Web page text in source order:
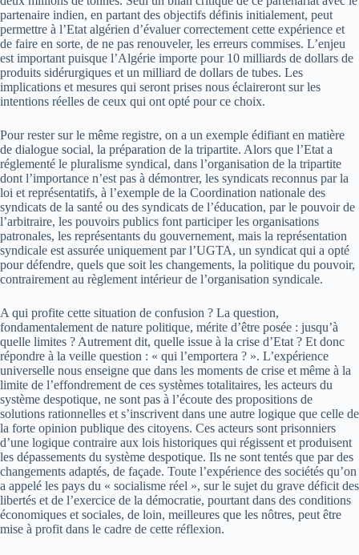
partenaire indien, en partant des objectifs définis initialement, peut
permettre à l’Etat algérien d’évaluer correctement cette expérience et
de faire en sorte, de ne pas renouveler, les erreurs commises. L’enjeu
est important puisque l’Algérie importe pour 10 milliards de dollars de
produits sidérurgiques et un milliard de dollars de tubes. Les
implications et mesures qui seront prises nous éclaireront sur les
intentions réelles de ceux qui ont opté pour ce choix.
Pour rester sur le même registre, on a un exemple édifiant en matière
de dialogue social, la préparation de la tripartite. Alors que l’Etat a
réglementé le pluralisme syndical, dans l’organisation de la tripartite
dont l’importance n’est pas à démontrer, les syndicats reconnus par la
loi et représentatifs, à l’exemple de la Coordination nationale des
syndicats de la santé ou des syndicats de l’éducation, par le pouvoir de
l’arbitraire, les pouvoirs publics font participer les organisations
patronales, les représentants du gouvernement, mais la représentation
syndicale est assurée uniquement par l’UGTA, un syndicat qui a opté
pour défendre, quels que soit les changements, la politique du pouvoir,
contrairement au règlement intérieur de l’organisation syndicale.
A qui profite cette situation de confusion ? La question,
fondamentalement de nature politique, mérite d’être posée : jusqu’à
quelle limites ? Autrement dit, quelle issue à la crise d’Etat ? Et donc
répondre à la veille question : « qui l’emportera ? ». L’expérience
universelle nous enseigne que dans les moments de crise et même à la
limite de l’effondrement de ces systèmes totalitaires, les acteurs du
système despotique, ne sont pas à l’écoute des propositions de
solutions rationnelles et s’inscrivent dans une autre logique que celle de
la forte opinion publique des citoyens. Ces acteurs sont prisonniers
d’une logique contraire aux lois historiques qui régissent et produisent
les dépassements du système despotique. Ils ne sont tentés que par des
changements adaptés, de façade. Toute l’expérience des sociétés qu’on
a appelé les pays du « socialisme réel », sur le sujet du grave déficit des
libertés et de l’exercice de la démocratie, pourtant dans des conditions
économiques et sociales, de loin, meilleures que les nôtres, peut être
mise à profit dans le cadre de cette réflexion.